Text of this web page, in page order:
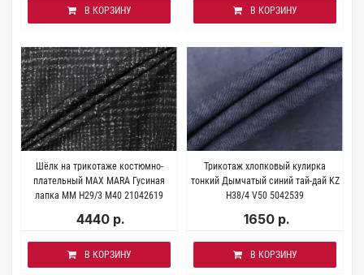
В КОРЗИНУ В КОРЗИНУ
Шёлк на трикотаже костюмно-
плательный MAX MARA Гусиная
лапка MM H29/3 M40 21042619
4440 р.
В КОРЗИНУ
Трикотаж хлопковый кулирка
тонкий Дымчатый синий тай-дай KZ
H38/4 V50 5042539
1650 р.
В КОРЗИНУ